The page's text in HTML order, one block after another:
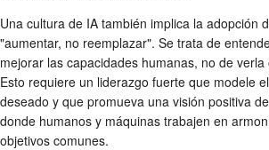
Una cultura de IA también implica la adopción
"aumentar, no reemplazar". Se trata de
mejorar las capacidades humanas, no de
Esto requiere un liderazgo fuerte que modele
deseado y que promueva una visión positiva
donde humanos y máquinas trabajen en
objetivos comunes.